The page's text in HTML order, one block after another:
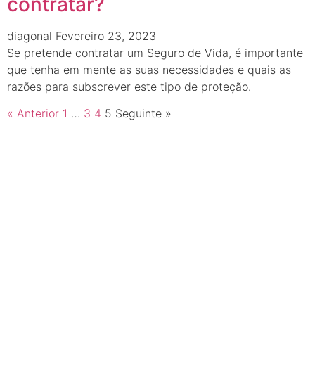
diagonal Fevereiro 23, 2023
Se pretende contratar um Seguro de Vida, é importante
que tenha em mente as suas necessidades e quais as
razões para subscrever este tipo de proteção.
« Anterior 1 … 3 4 5 Seguinte »